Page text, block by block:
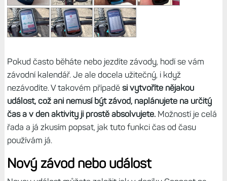
Pokud často běháte nebo jezdíte závody, hodí se vám
závodní kalendář. Je ale docela užitečný, i když
nezávodíte. V takovém případě si vytvoříte nějakou
událost, což ani nemusí být závod, naplánujete na určitý
čas a v den aktivity ji prostě absolvujete.Možností je celá
řada a já zkusím popsat, jak tuto funkci čas od času
používám já.
Nový závod nebo událost